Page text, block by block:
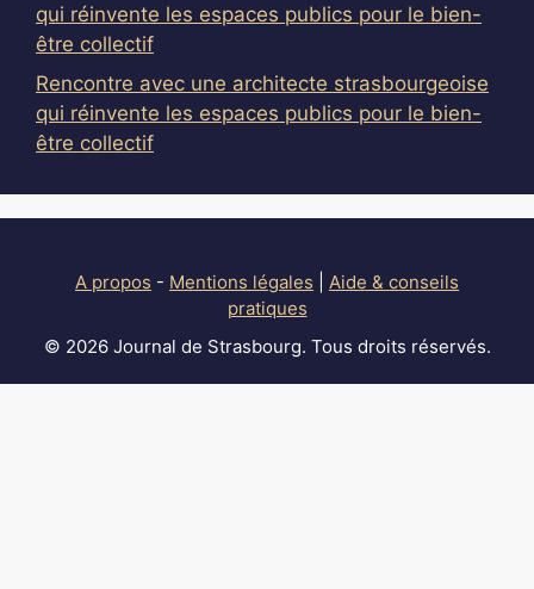
qui réinvente les espaces publics pour le bien-
être collectif
Rencontre avec une architecte strasbourgeoise
qui réinvente les espaces publics pour le bien-
être collectif
A propos - Mentions légales
Aide & conseils
pratiques
© 2026 Journal de Strasbourg. Tous droits réservés.